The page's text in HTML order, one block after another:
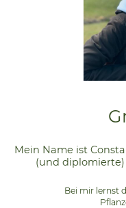
Mein Name ist
(und
Bei mir lernst